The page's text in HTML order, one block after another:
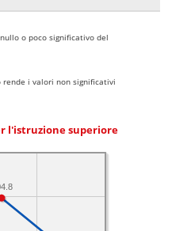
o poco significativo del
rende i valori non significativi
l'istruzione superiore